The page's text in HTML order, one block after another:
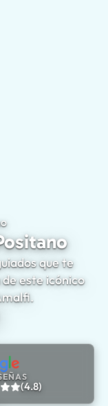
Tours Guiados en
que te
este icónico
(4.8)